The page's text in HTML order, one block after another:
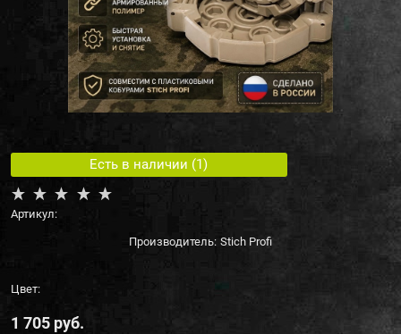
Есть в наличии (1)
Артикул:
Производитель: Stich Profi
Цвет:
1 705 руб.